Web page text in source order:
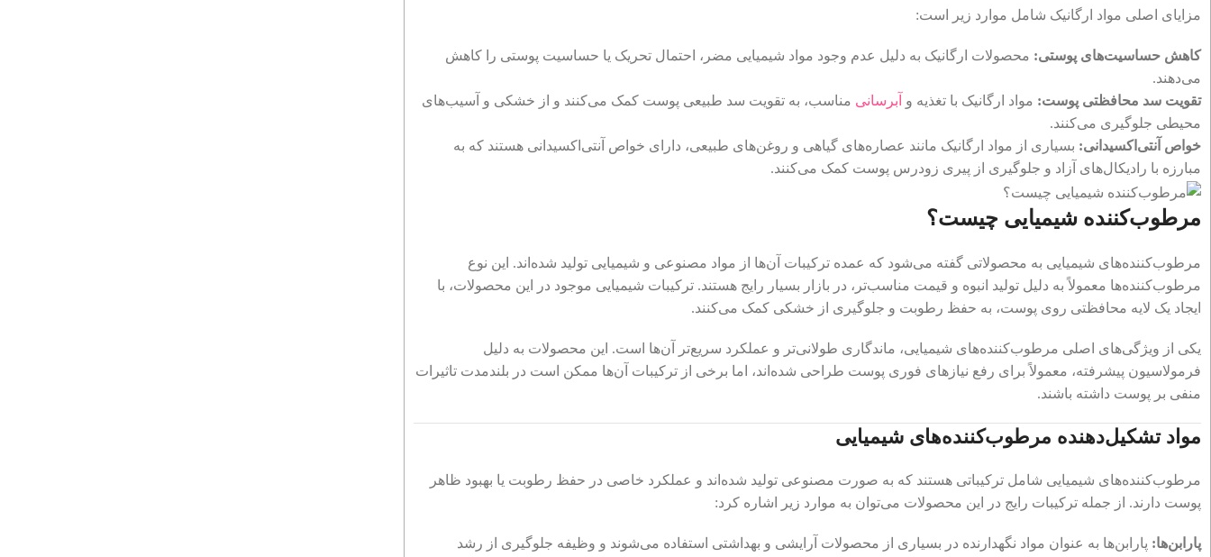
مزایای اصلی مواد ارگانیک شامل موارد زیر است:
کاهش حساسیت‌های پوستی: محصولات ارگانیک به دلیل عدم وجود مواد شیمیایی مضر، احتمال تحریک یا حساسیت پوستی را کاهش
می‌دهند.
تقویت سد محافظتی پوست: مواد ارگانیک با تغذیه و آبرسانی مناسب، به تقویت سد طبیعی پوست کمک می‌کنند و از خشکی و آسیب‌های
محیطی جلوگیری می‌کنند.
خواص آنتی‌اکسیدانی: بسیاری از مواد ارگانیک مانند عصاره‌های گیاهی و روغن‌های طبیعی، دارای خواص آنتی‌اکسیدانی هستند که به
مبارزه با رادیکال‌های آزاد و جلوگیری از پیری زودرس پوست کمک می‌کنند.
مرطوب‌کننده شیمیایی چیست؟
مرطوب‌کننده‌های شیمیایی به محصولاتی گفته می‌شود که عمده ترکیبات آن‌ها از مواد مصنوعی و شیمیایی تولید شده‌اند. این نوع
مرطوب‌کننده‌ها معمولاً به دلیل تولید انبوه و قیمت مناسب‌تر، در بازار بسیار رایج هستند. ترکیبات شیمیایی موجود در این محصولات، با
ایجاد یک لایه محافظتی روی پوست، به حفظ رطوبت و جلوگیری از خشکی کمک می‌کنند.
یکی از ویژگی‌های اصلی مرطوب‌کننده‌های شیمیایی، ماندگاری طولانی‌تر و عملکرد سریع‌تر آن‌ها است. این محصولات به دلیل
فرمولاسیون پیشرفته، معمولاً برای رفع نیازهای فوری پوست طراحی شده‌اند، اما برخی از ترکیبات آن‌ها ممکن است در بلندمدت تاثیرات
منفی بر پوست داشته باشند.
مواد تشکیل‌دهنده مرطوب‌کننده‌های شیمیایی
مرطوب‌کننده‌های شیمیایی شامل ترکیباتی هستند که به صورت مصنوعی تولید شده‌اند و عملکرد خاصی در حفظ رطوبت یا بهبود ظاهر
پوست دارند. از جمله ترکیبات رایج در این محصولات می‌توان به موارد زیر اشاره کرد:
پارابن‌ها: پارابن‌ها به عنوان مواد نگهدارنده در بسیاری از محصولات آرایشی و بهداشتی استفاده می‌شوند و وظیفه جلوگیری از رشد